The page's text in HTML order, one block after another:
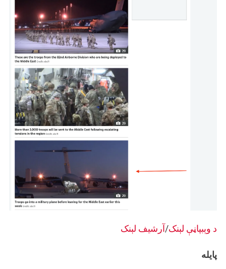
د وېبپاڼې لېنک/آرشیف لېنک
پایله